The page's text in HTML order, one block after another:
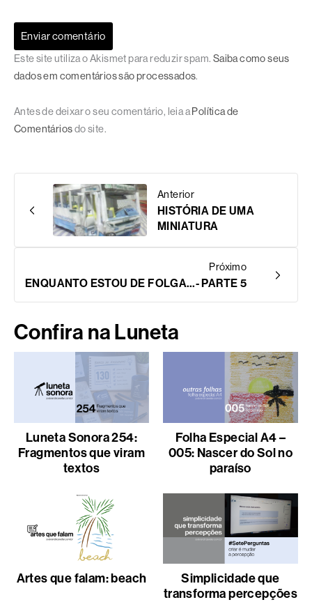
Este site utiliza o Akismet para reduzir spam. Saiba como seus
dados em comentários são processados.
Antes de deixar o seu comentário, leia a Política de
Comentáriosdo site.
Anterior
HISTÓRIA DE UMA
MINIATURA
Próximo
ENQUANTO ESTOU DE FOLGA…- PARTE 5
Confira na Luneta
Luneta Sonora 254:
Fragmentos que viram
textos
Folha Especial A4 –
005: Nascer do Sol no
paraíso
Artes que falam: beach
Simplicidade que
transforma percepções